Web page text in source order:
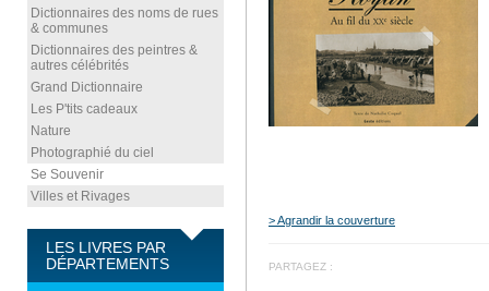
Dictionnaires des noms de rues
& communes
Dictionnaires des peintres &
autres célébrités
Grand Dictionnaire
Les P'tits cadeaux
Nature
Photographié du ciel
Se Souvenir
Villes et Rivages
LES LIVRES PAR
DÉPARTEMENTS
> Agrandir la couverture
PARTAGEZ :